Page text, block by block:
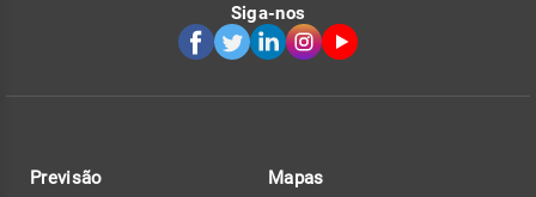
Siga-nos
Previsão Mapas